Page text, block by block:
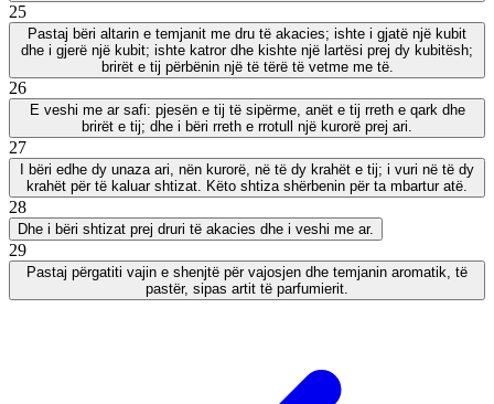
25
Pastaj bëri altarin e temjanit me dru të akacies; ishte i gjatë një kubit
dhe i gjerë një kubit; ishte katror dhe kishte një lartësi prej dy kubitësh;
brirët e tij përbënin një të tërë të vetme me të.
26
E veshi me ar safi: pjesën e tij të sipërme, anët e tij rreth e qark dhe
brirët e tij; dhe i bëri rreth e rrotull një kurorë prej ari.
27
I bëri edhe dy unaza ari, nën kurorë, në të dy krahët e tij; i vuri në të dy
krahët për të kaluar shtizat. Këto shtiza shërbenin për ta mbartur atë.
28
Dhe i bëri shtizat prej druri të akacies dhe i veshi me ar.
29
Pastaj përgatiti vajin e shenjtë për vajosjen dhe temjanin aromatik, të
pastër, sipas artit të parfumierit.